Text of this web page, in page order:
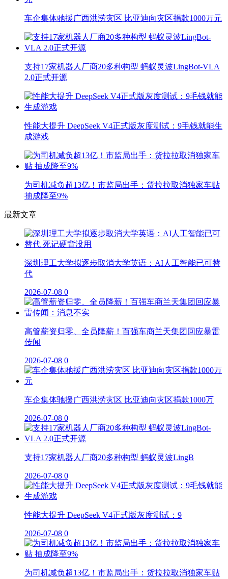
车企集体驰援广西洪涝灾区 比亚迪向灾区捐款1000万元
支持17家机器人厂商20多种构型 蚂蚁灵波LingBot-VLA
2.0正式开源
性能大提升 DeepSeek V4正式版灰度测试：9毛钱就能生
成游戏
为司机减负超13亿！市监局出手：货拉拉取消独家车贴
抽成降至9%
最新文章
深圳理工大学拟逐步取消大学英语：AI人工智能已可替
代
2026-07-08 0
高管薪资归零、全员降薪！百强车商兰天集团回应暴雷
传闻
2026-07-08 0
车企集体驰援广西洪涝灾区 比亚迪向灾区捐款1000万
2026-07-08 0
支持17家机器人厂商20多种构型 蚂蚁灵波LingB
2026-07-08 0
性能大提升 DeepSeek V4正式版灰度测试：9
2026-07-08 0
为司机减负超13亿！市监局出手：货拉拉取消独家车贴